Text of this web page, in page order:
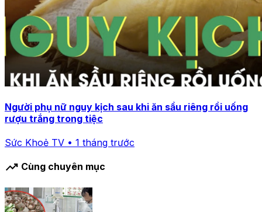
Người phụ nữ nguy kịch sau khi ăn sầu riêng rồi uống
rượu trắng trong tiệc
Sức Khoẻ TV • 1 tháng trước
trending_up Cùng chuyên mục